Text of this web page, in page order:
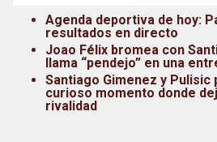
Agenda deportiva de hoy:
resultados en directo
Joao Félix bromea con
llama “pendejo” en una
Santiago Gimenez y Pulisic
curioso momento donde
rivalidad